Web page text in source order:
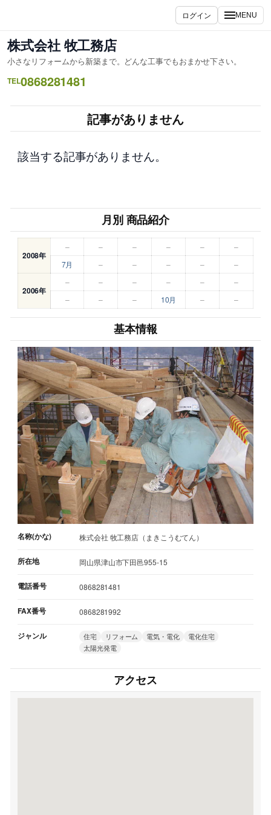
を
ス
キ
ッ
ログイン MENU
株式会社 牧工務店
小さなリフォームから新築まで。どんな工事でもおまかせ下さい。
TEL0868281481
記事がありません
該当する記事がありません。
月別 商品紹介
2008年
– – – – –
–
7月
– – – – –
2006年
– – – – –
–
–
– – 10月 – –
基本情報
名称(かな) 株式会社 牧工務店（まきこうむてん）
所在地 岡山県津山市下田邑955-15
電話番号 0868281481
FAX番号 0868281992
ジャンル 住宅 リフォーム 電気・電化
電化住宅
太陽光発電
アクセス